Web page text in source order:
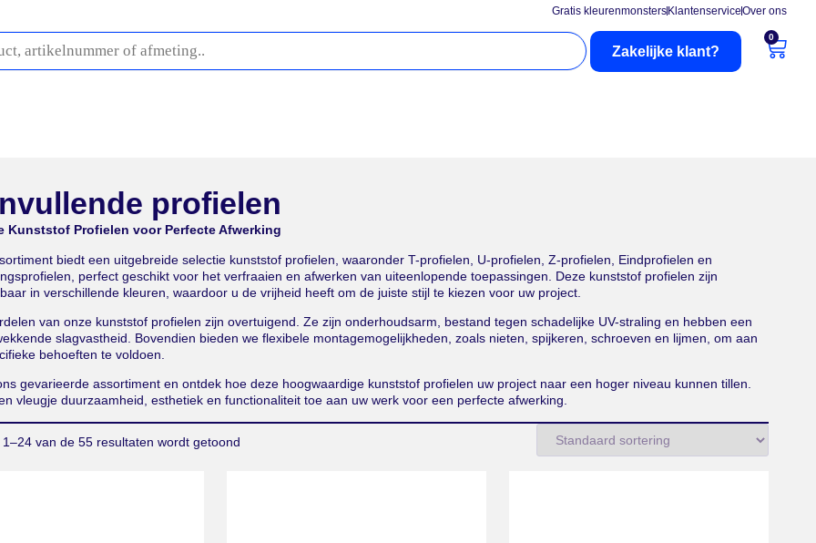
Gratis kleurenmonsters KlantenserviceOver ons
Zakelijke klant?
0
profielen
Kunststof Profielen voor Perfecte Afwerking
biedt een uitgebreide selectie kunststof profielen, waaronder T-profielen, U-profielen, Z-profielen, Eindprofielen en
perfect geschikt voor het verfraaien en afwerken van uiteenlopende toepassingen. Deze kunststof profielen zijn
in verschillende kleuren, waardoor u de vrijheid heeft om de juiste stijl te kiezen voor uw project.
van onze kunststof profielen zijn overtuigend. Ze zijn onderhoudsarm, bestand tegen schadelijke UV-straling en hebben een
slagvastheid. Bovendien bieden we flexibele montagemogelijkheden, zoals nieten, spijkeren, schroeven en lijmen, om aan
behoeften te voldoen.
gevarieerde assortiment en ontdek hoe deze hoogwaardige kunststof profielen uw project naar een hoger niveau kunnen tillen.
vleugje duurzaamheid, esthetiek en functionaliteit toe aan uw werk voor een perfecte afwerking.
van de 55 resultaten wordt getoond